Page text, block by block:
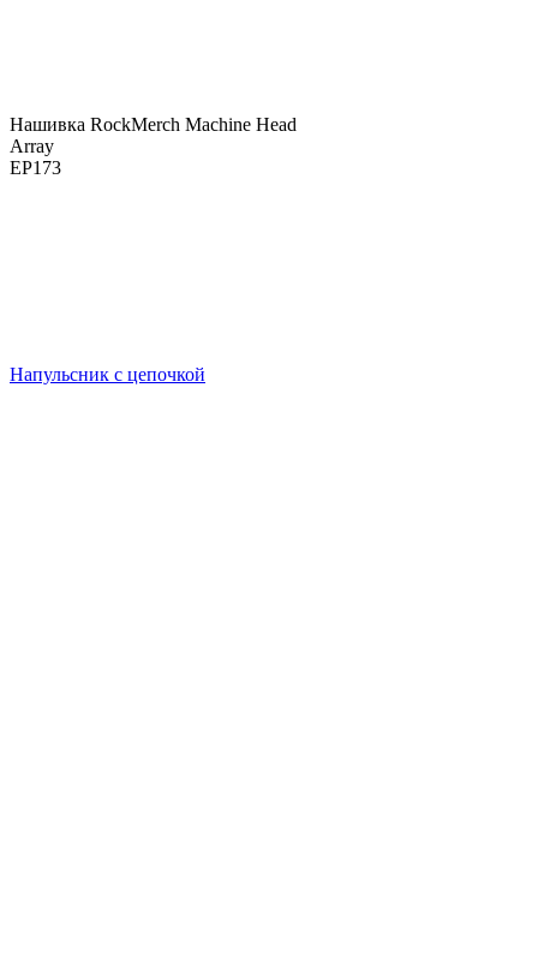
Нашивка RockMerch Machine Head
Array
EP173
Напульсник с цепочкой